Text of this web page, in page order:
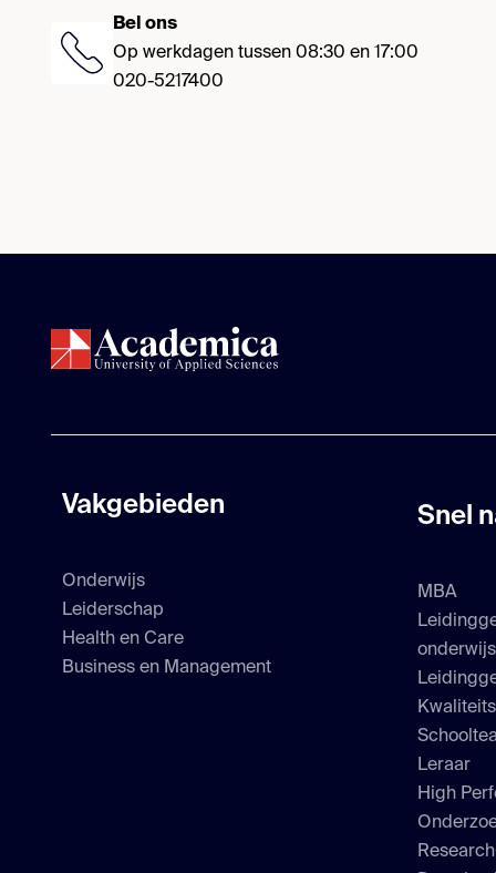
Bel ons
Op werkdagen tussen 08:30 en 17:00
020-5217400
Vakgebieden
Onderwijs
Leiderschap
Health en Care
Business en Management
Snel
MBA
onderwijs
Leraar
High